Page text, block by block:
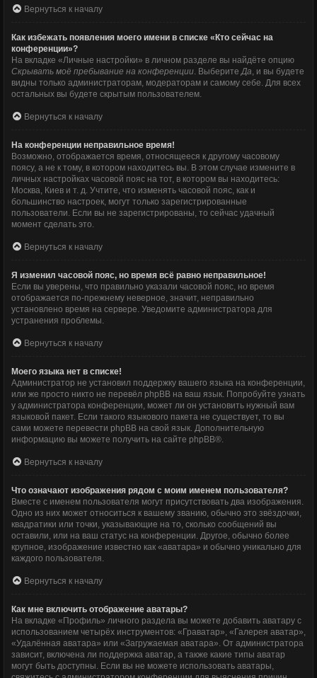
Вернуться к началу
Как избежать появления моего имени в списке «Кто сейчас на
конференции»?
На вкладке «Личные настройки» в личном разделе вы найдёте опцию
Скрывать моё пребывание на конференции. ВыберитеДа, и вы будете
видны только администраторам, модераторам и самому себе. Для всех
остальных вы будете скрытым пользователем.
Вернуться к началу
На конференции неправильное время!
Возможно, отображается время, относящееся к другому часовому
поясу, а не к тому, в котором находитесь вы. В этом случае измените в
личных настройках часовой пояс на тот, в котором вы находитесь:
Москва, Киев и т. д. Учтите, что изменять часовой пояс, как и
большинство настроек, могут только зарегистрированные
пользователи. Если вы не зарегистрированы, то сейчас удачный
момент сделать это.
Вернуться к началу
Я изменил часовой пояс, но время всё равно неправильное!
Если вы уверены, что правильно указали часовой пояс, но время
отображается по-прежнему неверное, значит, неправильно
установлено время на сервере. Уведомите администратора для
устранения проблемы.
Вернуться к началу
Моего языка нет в списке!
Администратор не установил поддержку вашего языка на конференции,
или же просто никто не перевёл phpBB на ваш язык. Попробуйте узнать
у администратора конференции, может ли он установить нужный вам
языковой пакет. Если такого языкового пакета не существует, то вы
сами можете перевести phpBB на свой язык. Дополнительную
информацию вы можете получить на сайте phpBB®.
Вернуться к началу
Что означают изображения рядом с моим именем пользователя?
Вместе с именем пользователя могут присутствовать два изображения.
Одно из них может относиться к вашему званию, обычно это звёздочки,
квадратики или точки, указывающие на то, сколько сообщений вы
оставили, или на ваш статус на конференции. Другое, обычно более
крупное, изображение известно как «аватара» и обычно уникально для
каждого пользователя.
Вернуться к началу
Как мне включить отображение аватары?
На вкладке «Профиль» личного раздела вы можете добавить аватару с
использованием четырёх инструментов: «Граватар», «Галерея аватар»,
«Удалённая аватара» или «Загружаемая аватара». От администратора
зависит, включена ли поддержка аватар, а также какие типы аватар
могут быть доступны. Если вы не можете использовать аватары,